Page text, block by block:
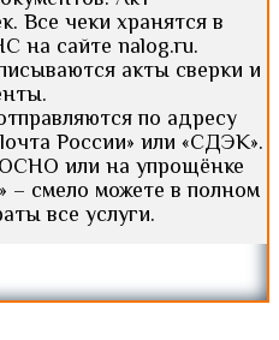
Все чеки хранятся в
на сайте nalog.ru.
акты сверки и
по адресу
России» или «СДЭК».
или на упрощёнке
смело можете в полном
все услуги.